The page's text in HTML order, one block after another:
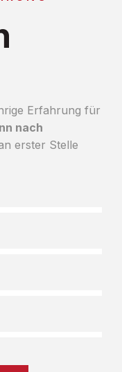
Erfahrung für
nach
erster Stelle